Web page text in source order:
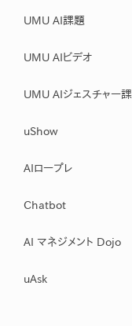
UMU AI課題
UMU AIビデオ
UMU AIジェスチャー
uShow
AIロープレ
Chatbot
AI マネジメント Dojo
uAsk